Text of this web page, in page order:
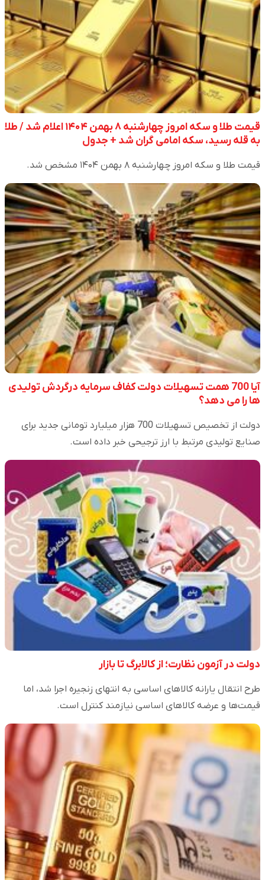
قیمت طلا و سکه امروز چهارشنبه ۸ بهمن ۱۴۰۴ اعلام شد / طلا
به قله رسید، سکه امامی گران شد + جدول
قیمت طلا و سکه امروز چهارشنبه ۸ بهمن ۱۴۰۴ مشخص شد.
آیا 700 همت تسهیلات دولت کفاف سرمایه درگردش تولیدی
ها را می دهد؟
دولت از تخصیص تسهیلات 700 هزار میلیارد تومانی جدید برای
صنایع تولیدی مرتبط با ارز ترجیحی خبر داده است.
دولت در آزمون نظارت؛ از کالابرگ تا بازار
طرح انتقال یارانه کالاهای اساسی به انتهای زنجیره اجرا شد، اما
قیمت‌ها و عرضه کالاهای اساسی نیازمند کنترل است.